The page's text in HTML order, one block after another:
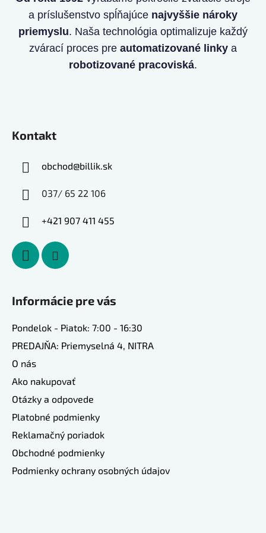
a príslušenstvo spĺňajúce najvyššie nároky
priemyslu. Naša technológia optimalizuje každý
zvárací proces pre automatizované linky a
robotizované pracoviská.
Kontakt
obchod@billik.sk
037/ 65 22 106
+421 907 411 455
Informácie pre vás
Pondelok - Piatok: 7:00 - 16:30
PREDAJŇA: Priemyselná 4, NITRA
O nás
Ako nakupovať
Otázky a odpovede
Platobné podmienky
Reklamačný poriadok
Obchodné podmienky
Podmienky ochrany osobných údajov